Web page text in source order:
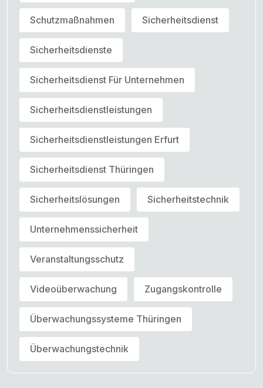
Schutzmaßnahmen Sicherheitsdienst
Sicherheitsdienste
Sicherheitsdienst Für Unternehmen
Sicherheitsdienstleistungen
Sicherheitsdienstleistungen Erfurt
Sicherheitsdienst Thüringen
Sicherheitslösungen Sicherheitstechnik
Unternehmenssicherheit
Veranstaltungsschutz
Videoüberwachung Zugangskontrolle
Überwachungssysteme Thüringen
Überwachungstechnik